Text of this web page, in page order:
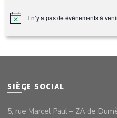
Notice Il n’y a pas de évènements à
SIÈGE SOCIAL
5, rue Marcel Paul – ZA de